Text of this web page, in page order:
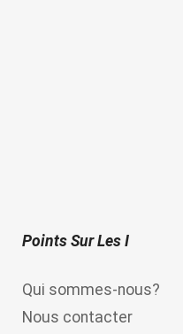
Points Sur Les I
Qui sommes-nous?
Nous contacter